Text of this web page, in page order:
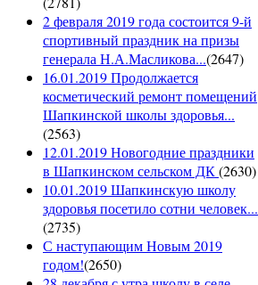
2 февраля 2019 года состоится 9-й
спортивный праздник на призы
генерала Н.А.Масликова...(2647)
16.01.2019 Продолжается
косметический ремонт помещений
Шапкинской школы здоровья...
(2563)
12.01.2019 Новогодние праздники
в Шапкинском сельском ДК(2630)
10.01.2019 Шапкинскую школу
здоровья посетило сотни человек...
(2735)
С наступающим Новым 2019
годом!(2650)